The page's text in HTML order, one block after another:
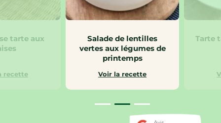
tarte aux
recette
Salade de lentilles
vertes aux légumes de
printemps
Voir la recette
Tarte